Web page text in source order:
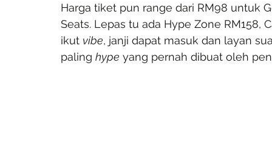
Harga tiket pun range dari RM98 untuk
Seats. Lepas tu ada Hype Zone RM158,
ikut vibe, janji dapat masuk dan layan
paling hype yang pernah dibuat oleh